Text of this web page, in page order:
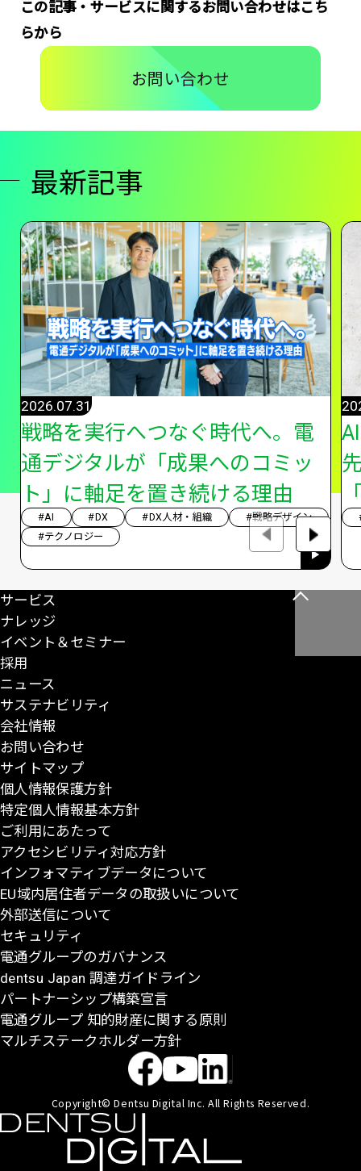
この記事・サービスに関するお問い合わせはこち
らから
お問い合わせ
最新記事
戦略を実行へつなぐ時代へ。電
通デジタルが「成果へのコミッ
ト」に軸足を置き続ける理由
2026.07.31
#AI #DX #DX人材・組織
#戦略デザイン
#テクノロジー
こ
サービス
ナレッジ
イベント＆セミナー
採用
ニュース
サステナビリティ
会社情報
お問い合わせ
サイトマップ
個人情報保護方針
特定個人情報基本方針
ご利用にあたって
アクセシビリティ対応方針
インフォマティブデータについて
EU域内居住者データの取扱いについて
外部送信について
セキュリティ
電通グループのガバナンス
dentsu Japan 調達ガイドライン
パートナーシップ構築宣言
電通グループ 知的財産に関する原則
マルチステークホルダー方針
Copyright© Dentsu Digital Inc. All Rights Reserved.